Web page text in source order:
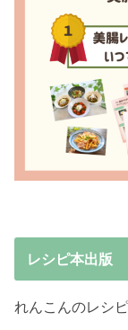
レシピ本出版
れんこんのレシ